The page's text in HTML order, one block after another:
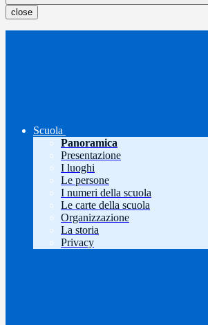
close
Scuola
Panoramica
Presentazione
I luoghi
Le persone
I numeri della scuola
Le carte della scuola
Organizzazione
La storia
Privacy